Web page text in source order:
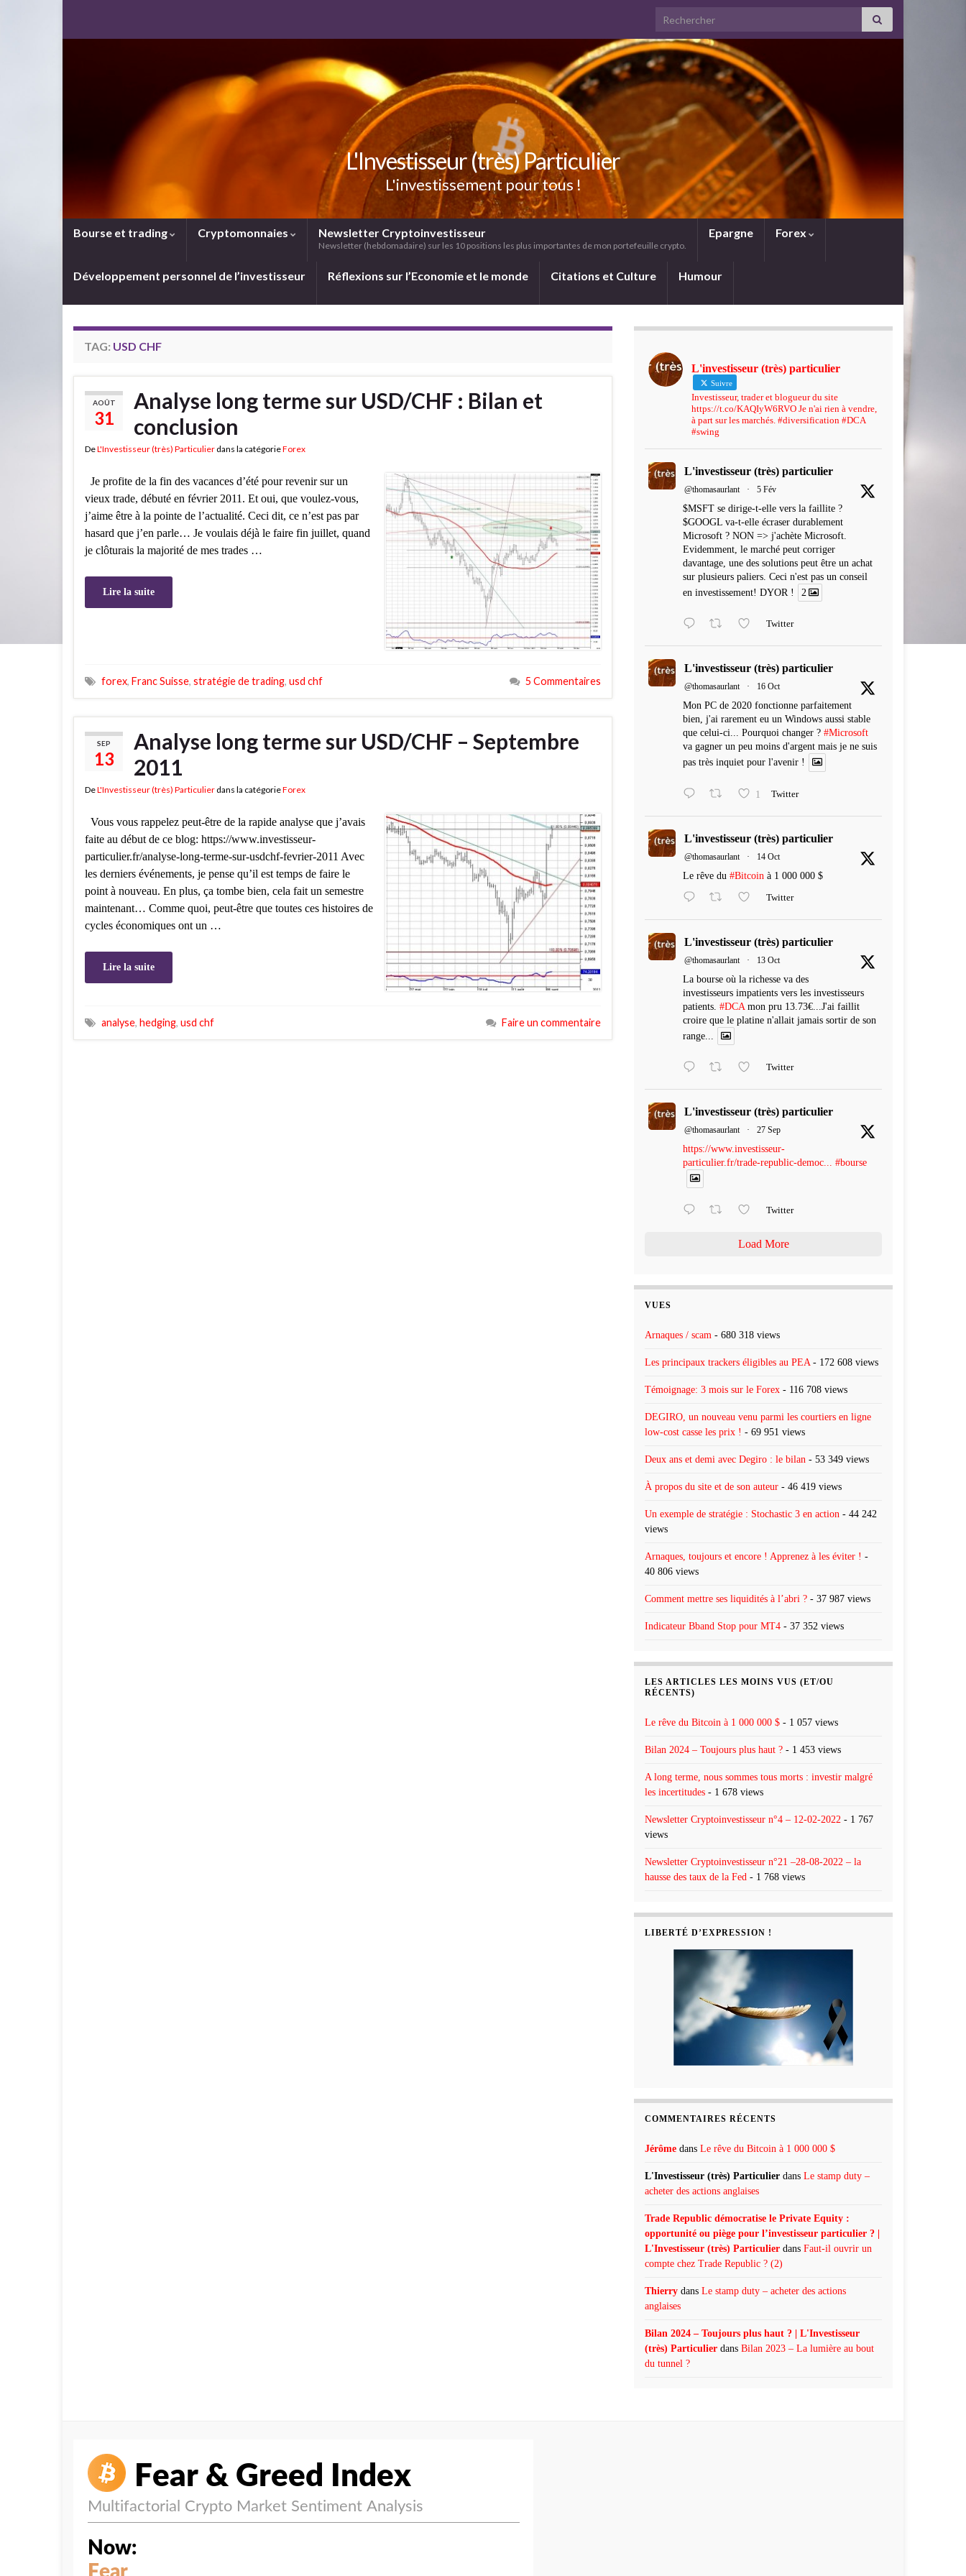
Search for:
L'Investisseur (très) Particulier
L'investissement pour tous !
Bourse et trading Cryptomonnaies Newsletter Cryptoinvestisseur
Newsletter (hebdomadaire) sur les 10 positions les plus importantes de mon portefeuille crypto.
Epargne Forex
Développement personnel de l’investisseur Réflexions sur l’Economie et le monde Citations et Culture Humour
TAG: USD CHF
AOÛT
31
Analyse long terme sur USD/CHF : Bilan et
conclusion
DeL'Investisseur (très) Particulier dans la catégorieForex
Je profite de la fin des vacances d’été pour revenir sur un
vieux trade, débuté en février 2011. Et oui, que voulez-vous,
j’aime être à la pointe de l’actualité. Ceci dit, ce n’est pas par
hasard que j’en parle… Je voulais déjà le faire fin juillet, quand
je clôturais la majorité de mes trades …
Lire la suite
forex, Franc Suisse, stratégie de trading, usd chf 5 Commentaires
SEP
13
Analyse long terme sur USD/CHF – Septembre
2011
DeL'Investisseur (très) Particulier dans la catégorieForex
Vous vous rappelez peut-être de la rapide analyse que j’avais
faite au début de ce blog: https://www.investisseur-
particulier.fr/analyse-long-terme-sur-usdchf-fevrier-2011 Avec
les derniers événements, je pense qu’il est temps de faire le
point à nouveau. En plus, ça tombe bien, cela fait un semestre
maintenant… Comme quoi, peut-être que toutes ces histoires de
cycles économiques ont un …
Lire la suite
analyse, hedging, usd chf Faire un commentaire
L'investisseur (très) particulier
Suivre
Investisseur, trader et blogueur du site
https://t.co/KAQIyW6RVO Je n'ai rien à vendre,
à part sur les marchés. #diversification #DCA
#swing
L'investisseur (très) particulier
@thomasaurlant · 5 Fév
$MSFT se dirige-t-elle vers la faillite ?
$GOOGL va-t-elle écraser durablement
Microsoft ? NON => j'achète Microsoft.
Evidemment, le marché peut corriger
davantage, une des solutions peut être un achat
sur plusieurs paliers. Ceci n'est pas un conseil
en investissement! DYOR !
2
Twitter
L'investisseur (très) particulier
@thomasaurlant · 16 Oct
Mon PC de 2020 fonctionne parfaitement
bien, j'ai rarement eu un Windows aussi stable
que celui-ci... Pourquoi changer ? #Microsoft
va gagner un peu moins d'argent mais je ne suis
pas très inquiet pour l'avenir !
1 Twitter
L'investisseur (très) particulier
@thomasaurlant · 14 Oct
Le rêve du #Bitcoin à 1 000 000 $
Twitter
L'investisseur (très) particulier
@thomasaurlant · 13 Oct
La bourse où la richesse va des
investisseurs impatients vers les investisseurs
patients. #DCAmon pru 13.73€...J'ai faillit
croire que le platine n'allait jamais sortir de son
range...
Twitter
L'investisseur (très) particulier
@thomasaurlant · 27 Sep
https://www.investisseur-
particulier.fr/trade-republic-democ... #bourse
Twitter
Load More
VUES
Arnaques / scam - 680 318 views
Les principaux trackers éligibles au PEA - 172 608 views
Témoignage: 3 mois sur le Forex - 116 708 views
DEGIRO, un nouveau venu parmi les courtiers en ligne
low-cost casse les prix ! - 69 951 views
Deux ans et demi avec Degiro : le bilan - 53 349 views
À propos du site et de son auteur - 46 419 views
Un exemple de stratégie : Stochastic 3 en action - 44 242
views
Arnaques, toujours et encore ! Apprenez à les éviter ! -
40 806 views
Comment mettre ses liquidités à l’abri ? - 37 987 views
Indicateur Bband Stop pour MT4 - 37 352 views
LES ARTICLES LES MOINS VUS (ET/OU
RÉCENTS)
Le rêve du Bitcoin à 1 000 000 $ - 1 057 views
Bilan 2024 – Toujours plus haut ? - 1 453 views
A long terme, nous sommes tous morts : investir malgré
les incertitudes - 1 678 views
Newsletter Cryptoinvestisseur n°4 – 12-02-2022 - 1 767
views
Newsletter Cryptoinvestisseur n°21 –28-08-2022 – la
hausse des taux de la Fed - 1 768 views
LIBERTÉ D’EXPRESSION !
COMMENTAIRES RÉCENTS
Jérôme dans Le rêve du Bitcoin à 1 000 000 $
L'Investisseur (très) Particulier dans Le stamp duty –
acheter des actions anglaises
Trade Republic démocratise le Private Equity :
opportunité ou piège pour l’investisseur particulier ? |
L'Investisseur (très) Particulier dans Faut-il ouvrir un
compte chez Trade Republic ? (2)
Thierry dans Le stamp duty – acheter des actions
anglaises
Bilan 2024 – Toujours plus haut ? | L'Investisseur
(très) Particulier dans Bilan 2023 – La lumière au bout
du tunnel ?